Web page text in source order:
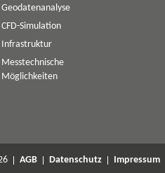
Geodatenanalyse
CFD-Simulation
Infrastruktur
Messtechnische
Möglichkeiten
AGB Datenschutz Impressum